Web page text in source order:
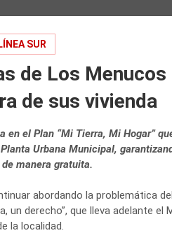
LÍNEA SUR
de Los
de sus vivienda
en el Plan “Mi Tierra, Mi Hogar”
Urbana Municipal,
manera gratuita.
abordando la problemática
un derecho”, que lleva adelante
la localidad.